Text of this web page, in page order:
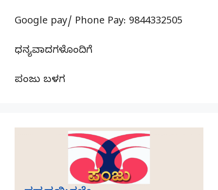
Google pay/ Phone Pay: 9844332505
ಧನ್ಯವಾದಗಳೊಂದಿಗೆ
ಪಂಜು ಬಳಗ